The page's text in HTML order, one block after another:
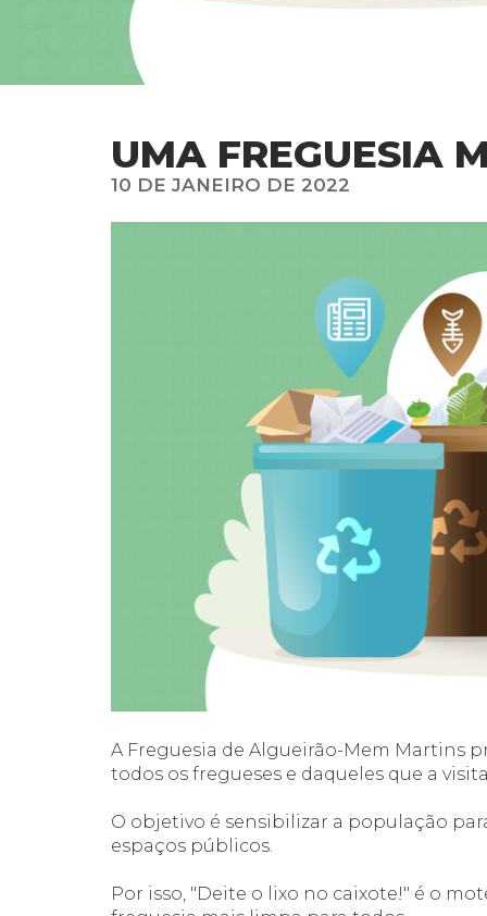
UMA FREGUESIA
10 DE JANEIRO DE 2022
A Freguesia de Algueirão-Mem Martins
todos os fregueses e daqueles que a
O objetivo é sensibilizar a população
espaços públicos.
Por isso, "Deite o lixo no caixote!" é o